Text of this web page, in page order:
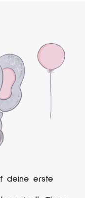
deine erste